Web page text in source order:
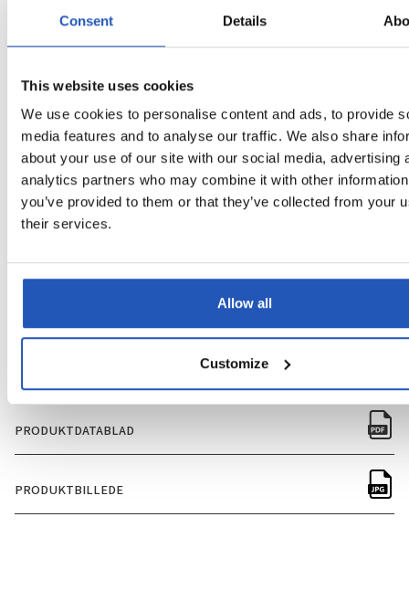
Consent Details
This website uses cookies
We use cookies to personalise content and ads, to provide
media features and to analyse our traffic. We also share
about your use of our site with our social media, advertising
analytics partners who may combine it with other
you’ve provided to them or that they’ve collected from your
their services.
Allow all
Customize
Specifikation
KUNST. NUMMER 4535
PAKNINGSSTØRRELSE 5 l
BREDDE
HØJDE 240 mm
DYBDE 180 mm
PRODUKTDATABLAD
PRODUKTBILLEDE